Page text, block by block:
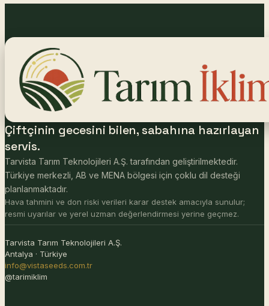
Çiftçinin gecesini bilen, sabahına hazırlayan
servis.
Tarvista Tarım Teknolojileri A.Ş. tarafından geliştirilmektedir.
Türkiye merkezli, AB ve MENA bölgesi için çoklu dil desteği
planlanmaktadır.
Hava tahmini ve don riski verileri karar destek amacıyla sunulur;
resmi uyarılar ve yerel uzman değerlendirmesi yerine geçmez.
Tarvista Tarım Teknolojileri A.Ş.
Antalya · Türkiye
info@vistaseeds.com.tr
@tarimiklim